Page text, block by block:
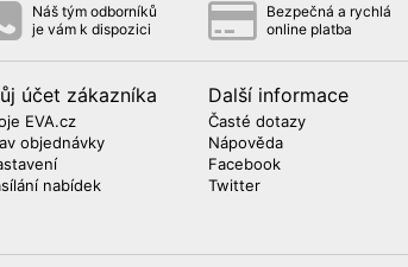
Náš tým odborníků
je vám k dispozici
Bezpečná a rychlá
online platba
účet zákazníka
EVA.cz
objednávky
nabídek
Další informace
Časté dotazy
Nápověda
Facebook
Twitter